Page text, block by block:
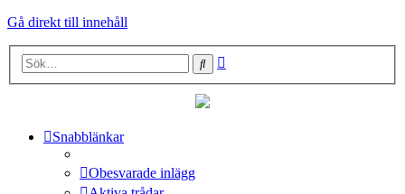
Gå direkt till innehåll
Sök
Snabblänkar
Obesvarade inlägg